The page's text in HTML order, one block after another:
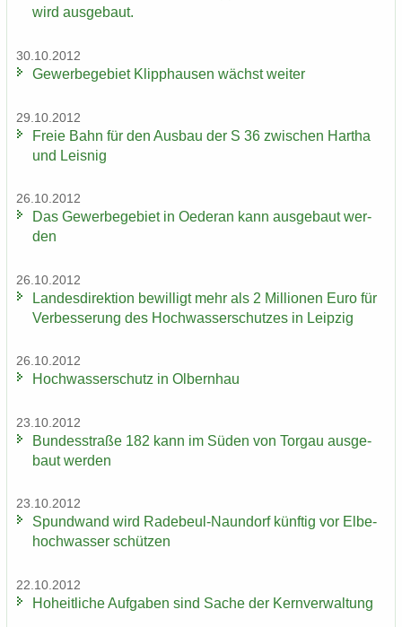
wird aus­ge­baut.
30.10.2012
Ge­wer­be­ge­biet Klipp­hau­sen wächst wei­ter
29.10.2012
Freie Bahn für den Aus­bau der S 36 zwi­schen Har­tha
und Leis­nig
26.10.2012
Das Ge­wer­be­ge­biet in Oe­der­an kann aus­ge­baut wer­
den
26.10.2012
Lan­des­di­rek­ti­on be­wil­ligt mehr als 2 Mil­lio­nen Euro für
Ver­bes­se­rung des Hoch­was­ser­schut­zes in Leip­zig
26.10.2012
Hoch­was­ser­schutz in Ol­bern­hau
23.10.2012
Bun­des­stra­ße 182 kann im Süden von Tor­gau aus­ge­
baut wer­den
23.10.2012
Spund­wand wird Radebeul-​Naundorf künf­tig vor El­be­
hoch­was­ser schüt­zen
22.10.2012
Ho­heit­li­che Auf­ga­ben sind Sache der Kern­ver­wal­tung